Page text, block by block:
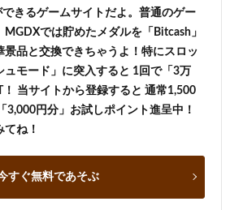
きるゲームサイトだよ。普通のゲー
では貯めたメダルを「Bitcash」
景品と交換できちゃうよ！特にスロッ
ュモード」に突入すると 1回で「3万
！ 当サイトから登録すると 通常1,500
3,000円分」お試しポイント進呈中！
ね！
すぐ無料であそぶ